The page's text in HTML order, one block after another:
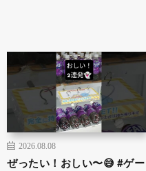
2026.08.08
ぜったい！おしい〜😅 #ゲー